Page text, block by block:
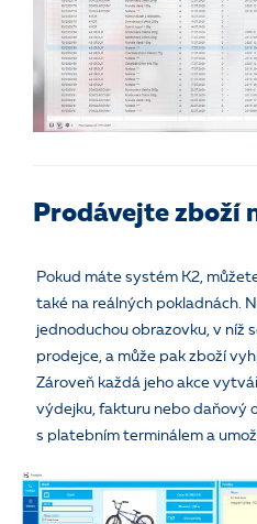
Prodávejte zboží
Pokud máte systém K2,
také na reálných pokladnách.
jednoduchou obrazovku, v níž
prodejce, a může pak zboží
Zároveň každá jeho akce
výdejku, fakturu nebo daňový
s platebním terminálem a